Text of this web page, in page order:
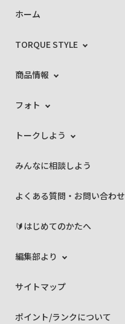
ホーム
TORQUE STYLE
商品情報
フォト
トークしよう
みんなに相談しよう
よくある質問・お問い合わせ
🔰はじめてのかたへ
編集部より
サイトマップ
ポイント/ランクについて